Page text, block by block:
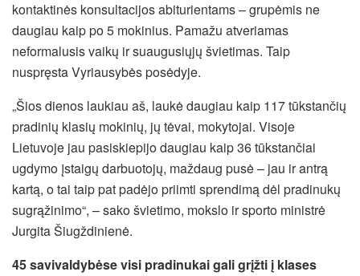
kontaktinės konsultacijos abiturientams – grupėmis ne
daugiau kaip po 5 mokinius. Pamažu atveriamas
neformalusis vaikų ir suaugusiųjų švietimas. Taip
nuspręsta Vyriausybės posėdyje.
„Šios dienos laukiau aš, laukė daugiau kaip 117 tūkstančių
pradinių klasių mokinių, jų tėvai, mokytojai. Visoje
Lietuvoje jau pasiskiepijo daugiau kaip 36 tūkstančiai
ugdymo įstaigų darbuotojų, maždaug pusė – jau ir antrą
kartą, o tai taip pat padėjo priimti sprendimą dėl pradinukų
sugrąžinimo“, – sako švietimo, mokslo ir sporto ministrė
Jurgita Šiugždinienė.
45 savivaldybėse visi pradinukai gali grįžti į klases